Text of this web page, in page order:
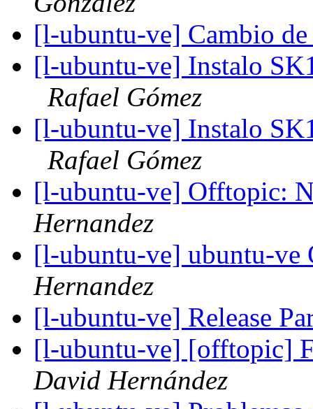
[l-ubuntu-ve] Cambio
[l-ubuntu-ve] Instalo
Rafael Gómez
[l-ubuntu-ve] Instalo
Rafael Gómez
[l-ubuntu-ve] Offtopic:
Hernandez
[l-ubuntu-ve] ubuntu-ve
Hernandez
[l-ubuntu-ve] Release
[l-ubuntu-ve] [offtopic]
David Hernández